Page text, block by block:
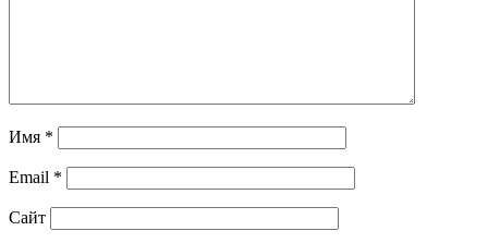
Имя *
Email *
Сайт